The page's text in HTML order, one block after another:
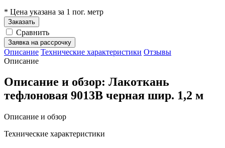
* Цена указана за 1 пог. метр
Заказать
Сравнить
Заявка на рассрочку
Описание Технические характеристики Отзывы
Описание
Описание и обзор: Лакоткань
тефлоновая 9013B черная шир. 1,2 м
Описание и обзор
Технические характеристики